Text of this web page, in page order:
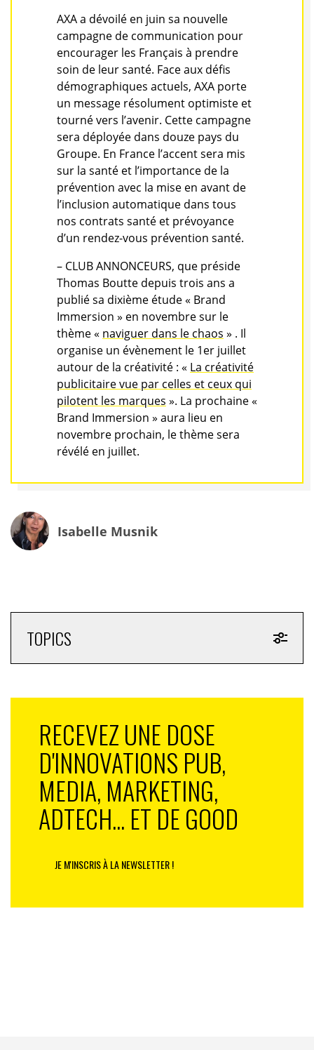
AXA a dévoilé en juin sa nouvelle
campagne de communication pour
encourager les Français à prendre
soin de leur santé. Face aux défis
démographiques actuels, AXA porte
un message résolument optimiste et
tourné vers l’avenir. Cette campagne
sera déployée dans douze pays du
Groupe. En France l’accent sera mis
sur la santé et l’importance de la
prévention avec la mise en avant de
l’inclusion automatique dans tous
nos contrats santé et prévoyance
d’un rendez-vous prévention santé.
– CLUB ANNONCEURS, que préside
Thomas Boutte depuis trois ans a
publié sa dixième étude « Brand
Immersion » en novembre sur le
thème « naviguer dans le chaos » . Il
organise un évènement le 1er juillet
autour de la créativité : « La créativité
publicitaire vue par celles et ceux qui
pilotent les marques ». La prochaine «
Brand Immersion » aura lieu en
novembre prochain, le thème sera
révélé en juillet.
Isabelle Musnik
TOPICS
RECEVEZ UNE DOSE
D'INNOVATIONS PUB,
MEDIA, MARKETING,
ADTECH... ET DE GOOD
JE M'INSCRIS À LA NEWSLETTER !